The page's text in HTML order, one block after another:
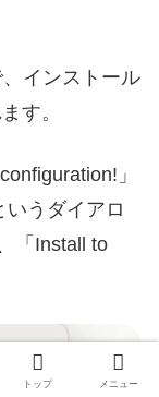
インストール
す。
」
うダイアロ
「Install to
トップ メニュー